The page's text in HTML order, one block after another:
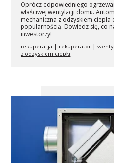
Oprócz odpowiedniego
właściwej wentylacji domu.
mechaniczna z odzyskiem
popularnością. Dowiedz się, co
inwestorzy!
rekuperacja | rekuperator |
z odzyskiem ciepła